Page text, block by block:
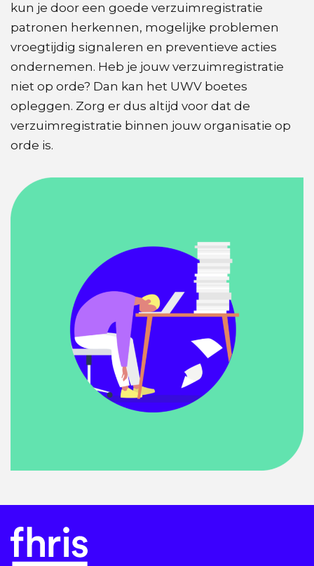
kun je door een goede verzuimregistratie
patronen herkennen, mogelijke problemen
vroegtijdig signaleren en preventieve acties
ondernemen. Heb je jouw verzuimregistratie
niet op orde? Dan kan het UWV boetes
opleggen. Zorg er dus altijd voor dat de
verzuimregistratie binnen jouw organisatie op
orde is.